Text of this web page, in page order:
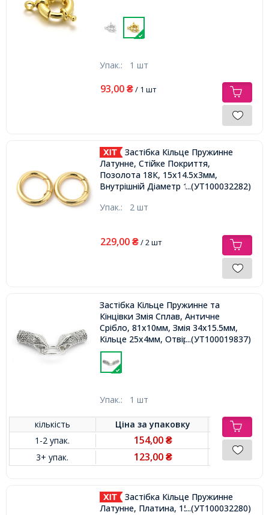
Упак.: 1 шт
93,00 ₴/ 1 шт
Застібка Кільце Пружинне
Латунне, Стійке Покриття,
Позолота 18К, 15х14.5х3мм,
Внутрішній Діаметр 10.5мм,...(УТ100032282)
Упак.: 2 шт
229,00 ₴/ 2 шт
Застібка Кільце Пружинне та
Кінцівки Змія Сплав, Античне
Срібло, 81х10мм, Змія 34х15.5мм,
Кільце 25х4мм, Отвір 10мм,...(УТ100019837)
Упак.: 1 шт
кількість Ціна заупаковку
1-2 упак.
154,00 ₴
3+ упак. 123,00 ₴
Застібка Кільце Пружинне
Латунне, Платина, 15х14.5х3мм,
...(УТ100032280)